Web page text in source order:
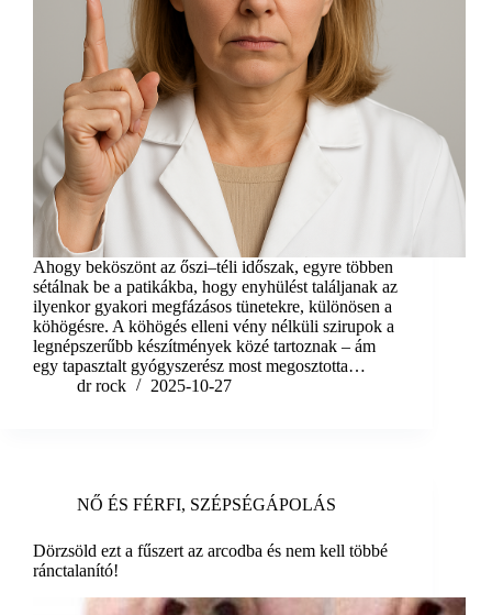
Ahogy beköszönt az őszi–téli időszak, egyre többen
sétálnak be a patikákba, hogy enyhülést találjanak az
ilyenkor gyakori megfázásos tünetekre, különösen a
köhögésre. A köhögés elleni vény nélküli szirupok a
legnépszerűbb készítmények közé tartoznak – ám
egy tapasztalt gyógyszerész most megosztotta…
dr rock
2025-10-27
NŐ ÉS FÉRFI, SZÉPSÉGÁPOLÁS
Dörzsöld ezt a fűszert az arcodba és nem kell többé
ránctalanító!